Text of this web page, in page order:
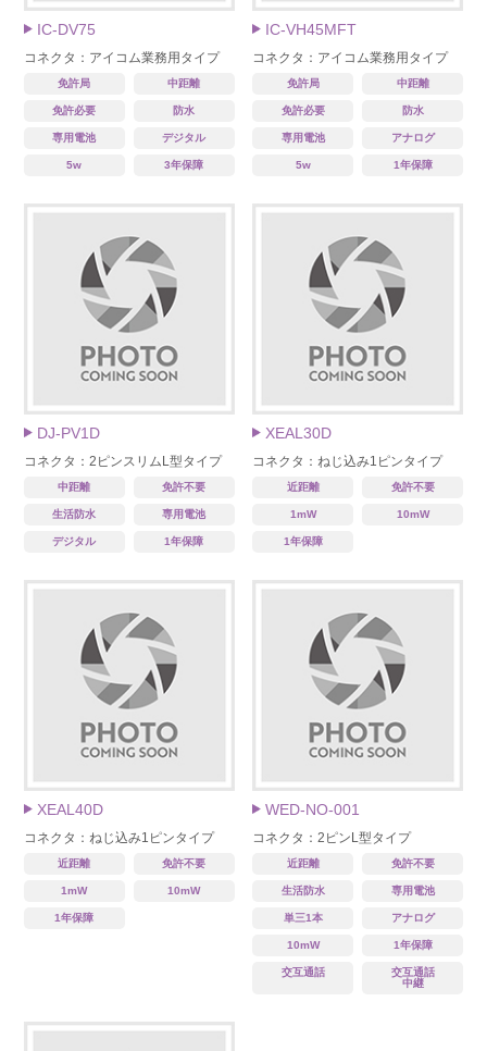
IC-DV75
コネクタ：アイコム業務用タイプ
免許局 中距離
免許必要 防水
専用電池 デジタル
5w 3年保障
IC-VH45MFT
コネクタ：アイコム業務用タイプ
免許局 中距離
免許必要 防水
専用電池 アナログ
5w 1年保障
DJ-PV1D
コネクタ：2ピンスリムL型タイプ
中距離 免許不要
生活防水 専用電池
デジタル 1年保障
XEAL30D
コネクタ：ねじ込み1ピンタイプ
近距離 免許不要
1mW 10mW
1年保障
XEAL40D
コネクタ：ねじ込み1ピンタイプ
近距離 免許不要
1mW 10mW
1年保障
WED-NO-001
コネクタ：2ピンL型タイプ
近距離 免許不要
生活防水 専用電池
単三1本 アナログ
10mW 1年保障
交互通話
交互通話
中継